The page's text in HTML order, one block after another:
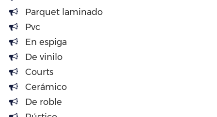
Parquet laminado
Pvc
En espiga
De vinilo
Courts
Cerámico
De roble